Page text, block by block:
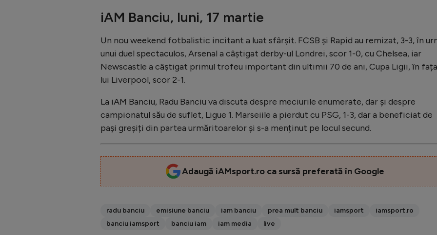
iAM Banciu, luni, 17 martie
Un nou weekend fotbalistic incitant a luat sfârșit. FCSB și Rapid au remizat, 3-3, în
unui duel spectaculos, Arsenal a câștigat derby-ul Londrei, scor 1-0, cu Chelsea, iar
Newscastle a câștigat primul trofeu important din ultimii 70 de ani, Cupa Ligii, în fața
lui Liverpool, scor 2-1.
La iAM Banciu, Radu Banciu va discuta despre meciurile enumerate, dar și despre
campionatul său de suflet, Ligue 1. Marseiile a pierdut cu PSG, 1-3, dar a beneficiat de
pași greșiți din partea urmăritoarelor și s-a menținut pe locul secund.
Adaugă iAMsport.ro ca sursă preferată în Google
radu banciu emisiune banciu iam banciu prea mult banciu iamsport
iamsport.ro
banciu iamsport
banciu iam iam media live